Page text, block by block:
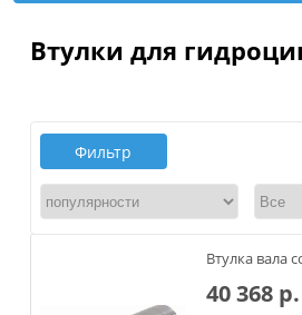
Втулки для
Фильтр
Втулка вала
40 368 р.